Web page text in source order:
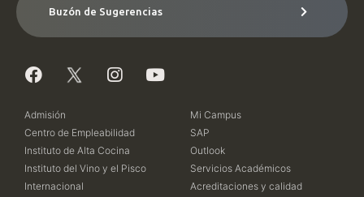
Buzón de Sugerencias
Admisión
Centro de Empleabilidad
Instituto de Alta Cocina
Instituto del Vino y el Pisco
Internacional
Mi Campus
SAP
Outlook
Servicios Académicos
Acreditaciones y calidad